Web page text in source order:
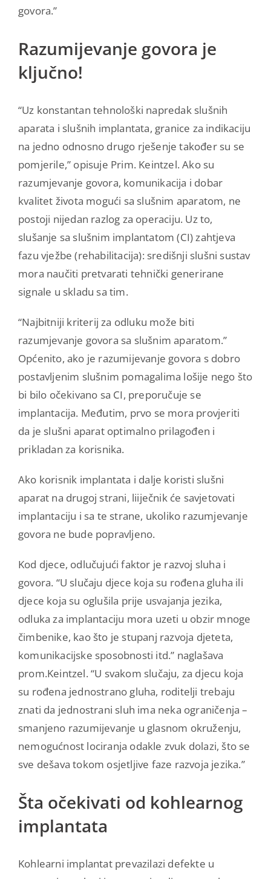
govora.”
Razumijevanje govora je
ključno!
“Uz konstantan tehnološki napredak slušnih
aparata i slušnih implantata, granice za indikaciju
na jedno odnosno drugo rješenje također su se
pomjerile,” opisuje Prim. Keintzel. Ako su
razumjevanje govora, komunikacija i dobar
kvalitet života mogući sa slušnim aparatom, ne
postoji nijedan razlog za operaciju. Uz to,
slušanje sa slušnim implantatom (CI) zahtjeva
fazu vježbe (rehabilitacija): središnji slušni sustav
mora naučiti pretvarati tehnički generirane
signale u skladu sa tim.
“Najbitniji kriterij za odluku može biti
razumjevanje govora sa slušnim aparatom.”
Općenito, ako je razumijevanje govora s dobro
postavljenim slušnim pomagalima lošije nego što
bi bilo očekivano sa CI, preporučuje se
implantacija. Međutim, prvo se mora provjeriti
da je slušni aparat optimalno prilagođen i
prikladan za korisnika.
Ako korisnik implantata i dalje koristi slušni
aparat na drugoj strani, liiječnik će savjetovati
implantaciju i sa te strane, ukoliko razumjevanje
govora ne bude popravljeno.
Kod djece, odlučujući faktor je razvoj sluha i
govora. “U slučaju djece koja su rođena gluha ili
djece koja su oglušila prije usvajanja jezika,
odluka za implantaciju mora uzeti u obzir mnoge
čimbenike, kao što je stupanj razvoja djeteta,
komunikacijske sposobnosti itd.” naglašava
prom.Keintzel. “U svakom slučaju, za djecu koja
su rođena jednostrano gluha, roditelji trebaju
znati da jednostrani sluh ima neka ograničenja –
smanjeno razumijevanje u glasnom okruženju,
nemogućnost lociranja odakle zvuk dolazi, što se
sve dešava tokom osjetljive faze razvoja jezika.”
Šta očekivati od kohlearnog
implantata
Kohlearni implantat prevazilazi defekte u